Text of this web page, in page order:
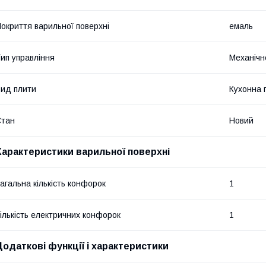
варильної поверхні емаль
управління
плити Кухонна
Новий
варильної поверхні
кількість конфорок 1
електричних конфорок 1
функції і характеристики